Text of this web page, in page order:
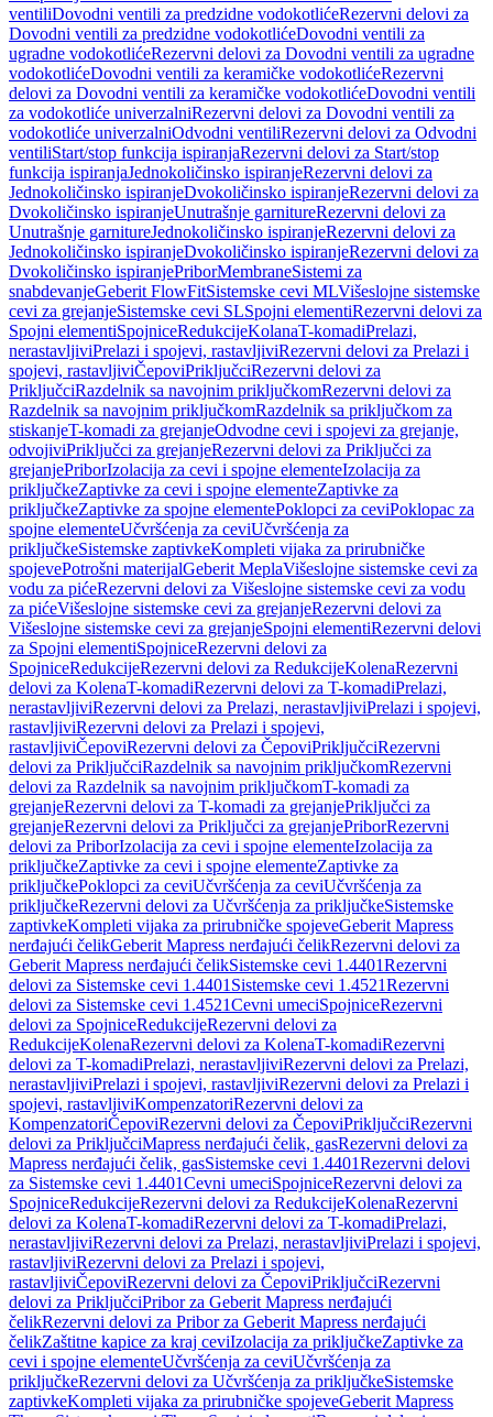
ventiliDovodni ventili za predzidne vodokotlićeRezervni delovi za
Dovodni ventili za predzidne vodokotlićeDovodni ventili za
ugradne vodokotlićeRezervni delovi za Dovodni ventili za ugradne
vodokotlićeDovodni ventili za keramičke vodokotlićeRezervni
delovi za Dovodni ventili za keramičke vodokotlićeDovodni ventili
za vodokotliće univerzalniRezervni delovi za Dovodni ventili za
vodokotliće univerzalniOdvodni ventiliRezervni delovi za Odvodni
ventiliStart/stop funkcija ispiranjaRezervni delovi za Start/stop
funkcija ispiranjaJednokoličinsko ispiranjeRezervni delovi za
Jednokoličinsko ispiranjeDvokoličinsko ispiranjeRezervni delovi za
Dvokoličinsko ispiranjeUnutrašnje garnitureRezervni delovi za
Unutrašnje garnitureJednokoličinsko ispiranjeRezervni delovi za
Jednokoličinsko ispiranjeDvokoličinsko ispiranjeRezervni delovi za
Dvokoličinsko ispiranjePriborMembraneSistemi za
snabdevanjeGeberit FlowFitSistemske cevi MLVišeslojne sistemske
cevi za grejanjeSistemske cevi SLSpojni elementiRezervni delovi za
Spojni elementiSpojniceRedukcijeKolanaT-komadiPrelazi,
nerastavljiviPrelazi i spojevi, rastavljiviRezervni delovi za Prelazi i
spojevi, rastavljiviČepoviPriključciRezervni delovi za
PriključciRazdelnik sa navojnim priključkomRezervni delovi za
Razdelnik sa navojnim priključkomRazdelnik sa priključkom za
stiskanjeT-komadi za grejanjeOdvodne cevi i spojevi za grejanje,
odvojiviPriključci za grejanjeRezervni delovi za Priključci za
grejanjePriborIzolacija za cevi i spojne elementeIzolacija za
priključkeZaptivke za cevi i spojne elementeZaptivke za
priključkeZaptivke za spojne elementePoklopci za ceviPoklopac za
spojne elementeUčvršćenja za ceviUčvršćenja za
priključkeSistemske zaptivkeKompleti vijaka za prirubničke
spojevePotrošni materijalGeberit MeplaVišeslojne sistemske cevi za
vodu za pićeRezervni delovi za Višeslojne sistemske cevi za vodu
za pićeVišeslojne sistemske cevi za grejanjeRezervni delovi za
Višeslojne sistemske cevi za grejanjeSpojni elementiRezervni delovi
za Spojni elementiSpojniceRezervni delovi za
SpojniceRedukcijeRezervni delovi za RedukcijeKolenaRezervni
delovi za KolenaT-komadiRezervni delovi za T-komadiPrelazi,
nerastavljiviRezervni delovi za Prelazi, nerastavljiviPrelazi i spojevi,
rastavljiviRezervni delovi za Prelazi i spojevi,
rastavljiviČepoviRezervni delovi za ČepoviPriključciRezervni
delovi za PriključciRazdelnik sa navojnim priključkomRezervni
delovi za Razdelnik sa navojnim priključkomT-komadi za
grejanjeRezervni delovi za T-komadi za grejanjePriključci za
grejanjeRezervni delovi za Priključci za grejanjePriborRezervni
delovi za PriborIzolacija za cevi i spojne elementeIzolacija za
priključkeZaptivke za cevi i spojne elementeZaptivke za
priključkePoklopci za ceviUčvršćenja za ceviUčvršćenja za
priključkeRezervni delovi za Učvršćenja za priključkeSistemske
zaptivkeKompleti vijaka za prirubničke spojeveGeberit Mapress
nerđajući čelikGeberit Mapress nerđajući čelikRezervni delovi za
Geberit Mapress nerđajući čelikSistemske cevi 1.4401Rezervni
delovi za Sistemske cevi 1.4401 Sistemske cevi 1.4521Rezervni
delovi za Sistemske cevi 1.4521Cevni umeciSpojniceRezervni
delovi za SpojniceRedukcijeRezervni delovi za
RedukcijeKolenaRezervni delovi za KolenaT-komadiRezervni
delovi za T-komadiPrelazi, nerastavljiviRezervni delovi za Prelazi,
nerastavljiviPrelazi i spojevi, rastavljiviRezervni delovi za Prelazi i
spojevi, rastavljiviKompenzatoriRezervni delovi za
KompenzatoriČepoviRezervni delovi za ČepoviPriključciRezervni
delovi za PriključciMapress nerđajući čelik, gasRezervni delovi za
Mapress nerđajući čelik, gasSistemske cevi 1.4401Rezervni delovi
za Sistemske cevi 1.4401Cevni umeciSpojniceRezervni delovi za
SpojniceRedukcijeRezervni delovi za RedukcijeKolenaRezervni
delovi za KolenaT-komadiRezervni delovi za T-komadiPrelazi,
nerastavljiviRezervni delovi za Prelazi, nerastavljiviPrelazi i spojevi,
rastavljiviRezervni delovi za Prelazi i spojevi,
rastavljiviČepoviRezervni delovi za ČepoviPriključciRezervni
delovi za PriključciPribor za Geberit Mapress nerđajući
čelikRezervni delovi za Pribor za Geberit Mapress nerđajući
čelikZaštitne kapice za kraj ceviIzolacija za priključkeZaptivke za
cevi i spojne elementeUčvršćenja za ceviUčvršćenja za
priključkeRezervni delovi za Učvršćenja za priključkeSistemske
zaptivkeKompleti vijaka za prirubničke spojeveGeberit Mapress